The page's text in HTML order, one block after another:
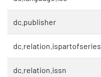
dc.publisher
dc.relation.ispartofseries
dc.relation.issn